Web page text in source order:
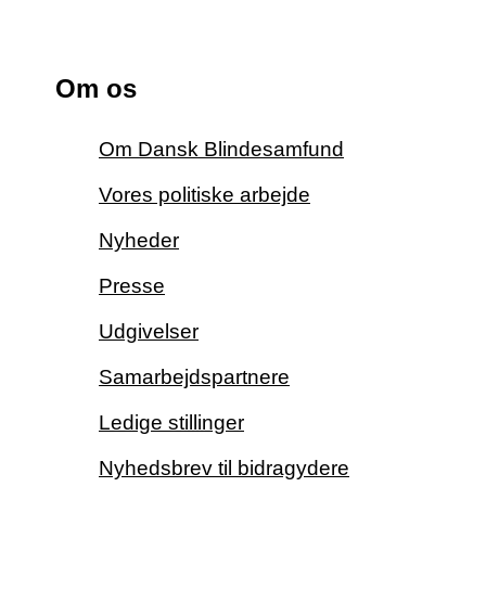
Om os
Om Dansk Blindesamfund
Vores politiske arbejde
Nyheder
Presse
Udgivelser
Samarbejdspartnere
Ledige stillinger
Nyhedsbrev til bidragydere